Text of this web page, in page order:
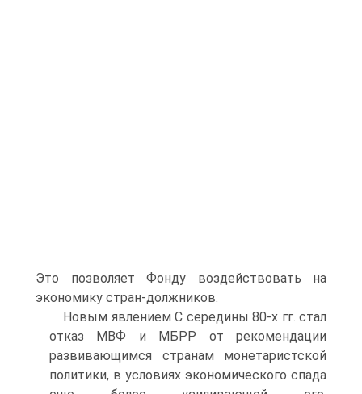
Это позволяет Фонду воздействовать на
экономику стран-должников.
Новым явлением С середины 80-х гг. стал
отказ МВФ и МБРР от рекомендации
развивающимся странам монетаристской
политики, в условиях экономического спада